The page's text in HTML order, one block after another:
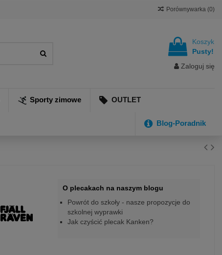
Porównywarka (0)
Koszyk
Pusty!
Zaloguj się
Sporty zimowe OUTLET
Blog-Poradnik
O plecakach na naszym blogu
Powrót do szkoły - nasze propozycje do
szkolnej wyprawki
Jak czyścić plecak Kanken?